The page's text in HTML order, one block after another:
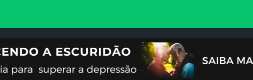
REFLEXÃO CRISES DO FIM